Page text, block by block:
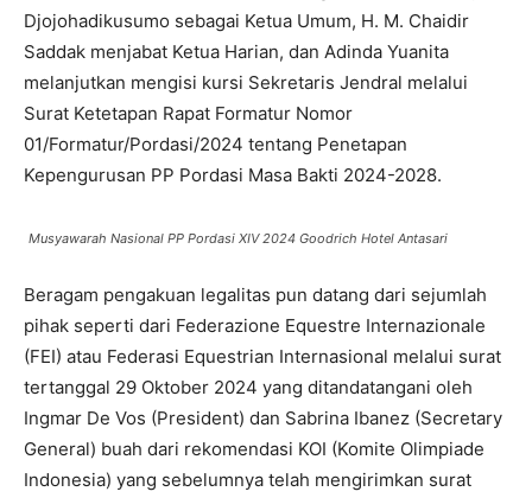
Djojohadikusumo sebagai Ketua Umum, H. M. Chaidir
Saddak menjabat Ketua Harian, dan Adinda Yuanita
melanjutkan mengisi kursi Sekretaris Jendral melalui
Surat Ketetapan Rapat Formatur Nomor
01/Formatur/Pordasi/2024 tentang Penetapan
Kepengurusan PP Pordasi Masa Bakti 2024-2028.
Musyawarah Nasional PP Pordasi XIV 2024 Goodrich Hotel Antasari
Beragam pengakuan legalitas pun datang dari sejumlah
pihak seperti dari Federazione Equestre Internazionale
(FEI) atau Federasi Equestrian Internasional melalui surat
tertanggal 29 Oktober 2024 yang ditandatangani oleh
Ingmar De Vos (President) dan Sabrina Ibanez (Secretary
General) buah dari rekomendasi KOI (Komite Olimpiade
Indonesia) yang sebelumnya telah mengirimkan surat